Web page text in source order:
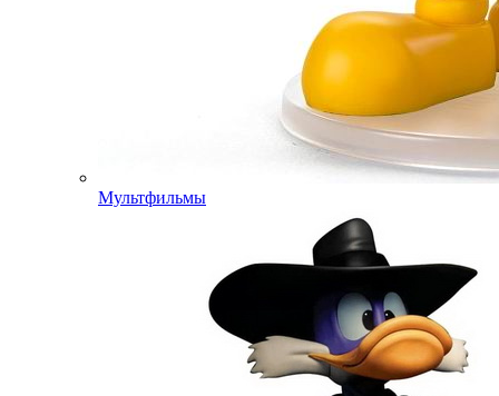
Мультфильмы